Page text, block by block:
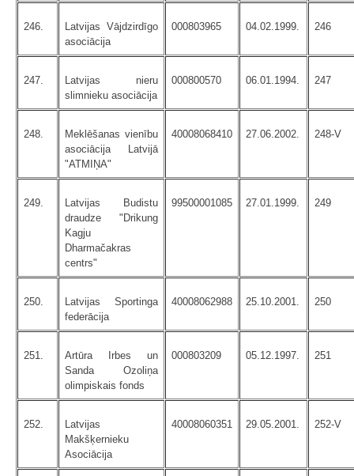
246.
Latvijas Vājdzirdīgo
asociācija
000803965 04.02.1999. 246
247.
Latvijas nieru
slimnieku asociācija
000800570 06.01.1994. 247
248.
Meklēšanas vienību
asociācija Latvijā
"ATMIŅA"
40008068410 27.06.2002. 248-V
249.
Latvijas Budistu
draudze "Drikung
Kagju
Dharmačakras
centrs"
99500001085 27.01.1999. 249
250.
Latvijas Sportinga
federācija
40008062988 25.10.2001. 250
251.
Artūra Irbes un
Sanda Ozoliņa
olimpiskais fonds
000803209 05.12.1997. 251
252.
Latvijas
Makšķernieku
Asociācija
40008060351 29.05.2001. 252-V